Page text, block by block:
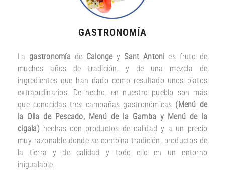
GASTRONOMÍA
La gastronomía de Calongey Sant Antoni es fruto de
muchos años
de tradición, y de una mezcla
de
ingredientes que han dado como resultado unos platos
extraordinarios. De hecho, en nuestro pueblo son más
que conocidas tres campañas gastronómicas (Menú de
la Olla de Pescado, Menú de la Gamba y Menú de la
cigala) hechas con productos de calidad y a un precio
muy razonable donde se combina tradición, productos de
la tierra y de calidad y todo ello
en un entorno
inigualable.